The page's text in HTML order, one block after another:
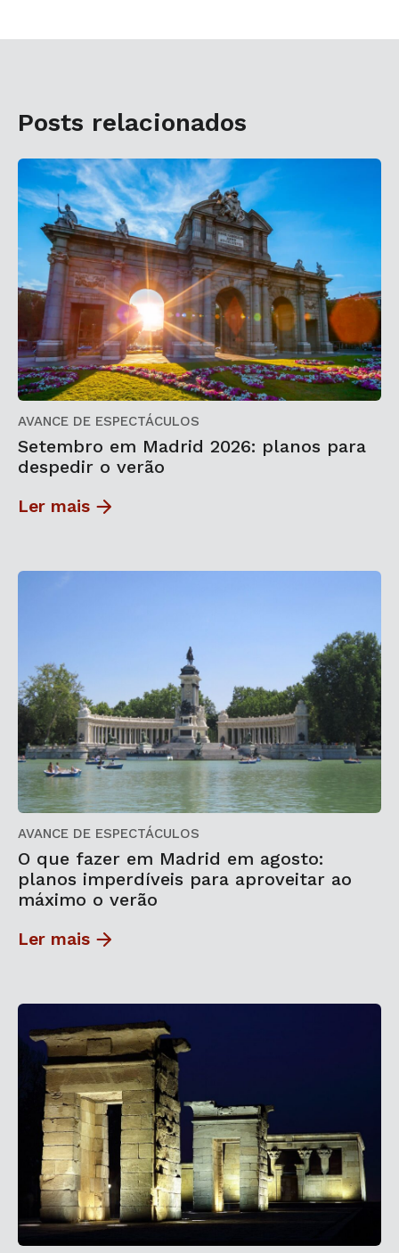
Posts relacionados
AVANCE DE ESPECTÁCULOS
Setembro em Madrid 2026: planos para
despedir o verão
Ler mais
AVANCE DE ESPECTÁCULOS
O que fazer em Madrid em agosto:
planos imperdíveis para aproveitar ao
máximo o verão
Ler mais